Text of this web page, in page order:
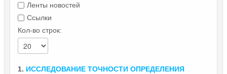
Ленты новостей
Ссылки
Кол-во строк:
1. ИССЛЕДОВАНИЕ ТОЧНОСТИ ОПРЕДЕЛЕНИЯ